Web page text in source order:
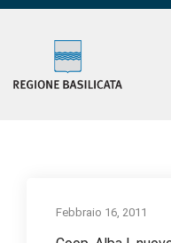
Febbraio 16, 2011